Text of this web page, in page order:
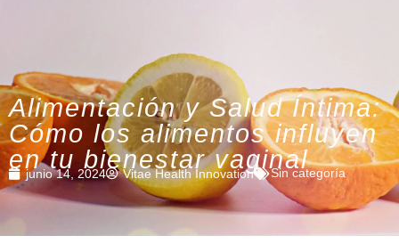
Alimentación y Salud Íntima:
Cómo los alimentos influyen
en tu bienestar vaginal
junio 14, 2024 Vitae Health Innovation Sin categoría